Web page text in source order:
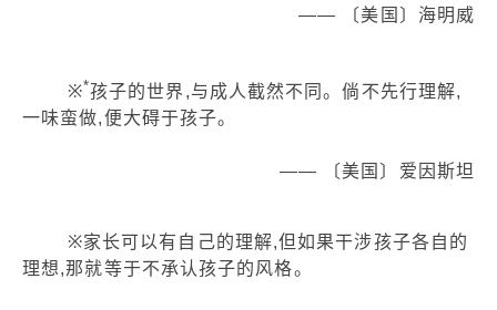
—— 〔美国〕海明威
※*孩子的世界,与成人截然不同。倘不先行理解,
一味蛮做,便大碍于孩子。
—— 〔美国〕爱因斯坦
※家长可以有自己的理解,但如果干涉孩子各自的
理想,那就等于不承认孩子的风格。